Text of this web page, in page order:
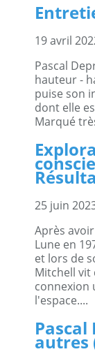
19 avril
Pascal
hauteur -
puise son
dont elle
Marqué
25 juin
Après
Lune en
et lors de
Mitchell vit
connexion
l'espace....
Pascal
autres